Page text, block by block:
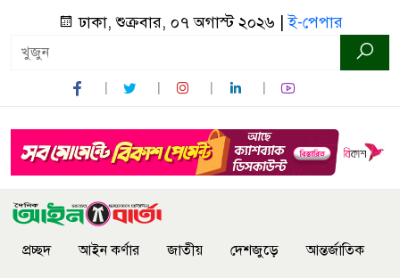
ঢাকা, শুক্রবার, ০৭ অগাস্ট ২০২৬ |ই-পেপার
প্রচ্ছদ আইন কর্ণার জাতীয় দেশজুড়ে আন্তর্জাতিক